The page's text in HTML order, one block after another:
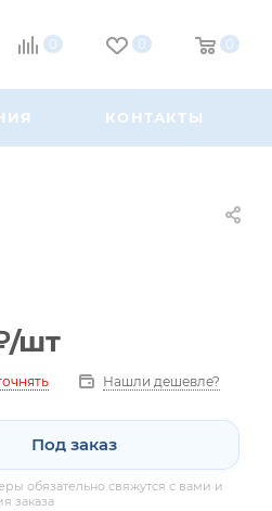
0 0 0
КОНТАКТЫ
/шт
Нашли дешевле?
Под заказ
обязательно свяжутся с вами и
заказа